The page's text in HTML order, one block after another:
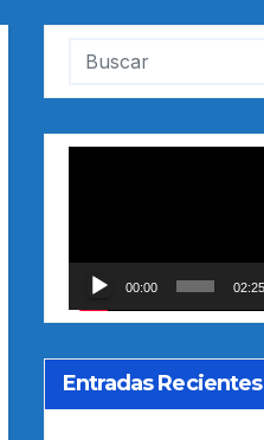
00:00 02:25
Entradas Recientes